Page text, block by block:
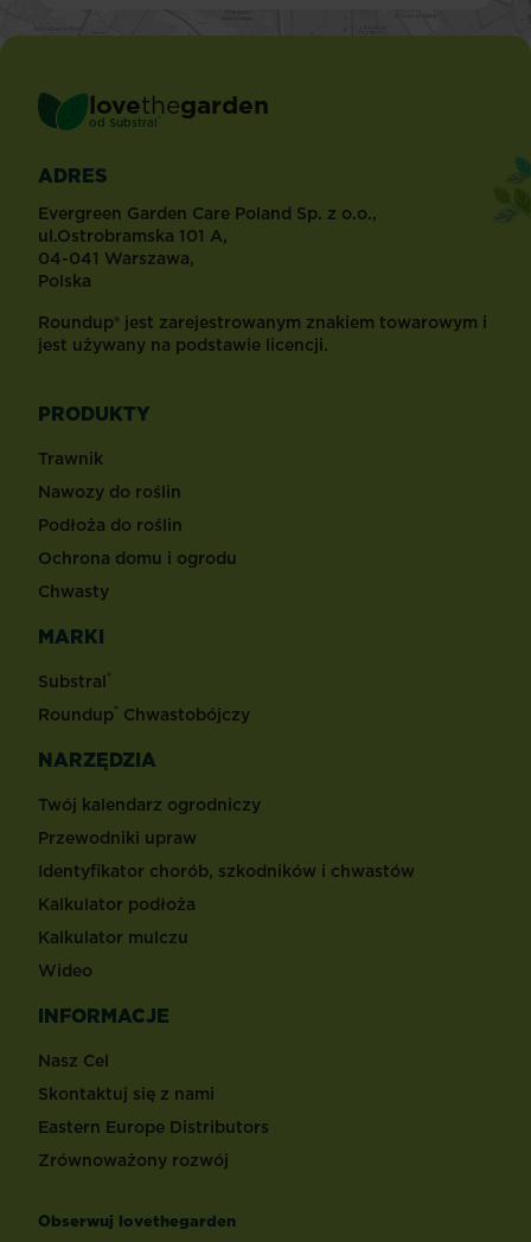
lovethegarden
od Substral ®
ADRES
Evergreen Garden Care Poland Sp. z o.o.,
ul.Ostrobramska 101 A,
04-041 Warszawa,
Polska
Roundup® jest zarejestrowanym znakiem towarowym i
jest używany na podstawie licencji.
PRODUKTY
Trawnik
Nawozy do roślin
Podłoża do roślin
Ochrona domu i ogrodu
Chwasty
MARKI
Substral®
Roundup® Chwastobójczy
NARZĘDZIA
Twój kalendarz ogrodniczy
Przewodniki upraw
Identyfikator chorób, szkodników i chwastów
Kalkulator podłoża
Kalkulator mulczu
Wideo
INFORMACJE
Nasz Cel
Skontaktuj się z nami
Eastern Europe Distributors
Zrównoważony rozwój
Obserwuj lovethegarden